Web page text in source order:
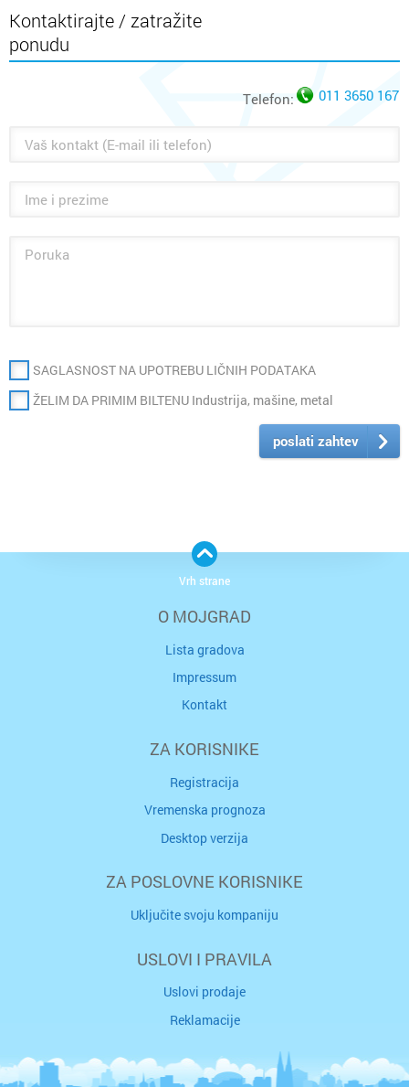
Kontaktirajte / zatražite
ponudu
Telefon: 011 3650 167
SAGLASNOST NA UPOTREBU LIČNIH PODATAKA
ŽELIM DA PRIMIM BILTENU Industrija, mašine, metal
poslati zahtev
O MOJGRAD
Lista gradova
Impressum
Kontakt
ZA KORISNIKE
Registracija
Vremenska prognoza
Desktop verzija
ZA POSLOVNE KORISNIKE
Uključite svoju kompaniju
USLOVI I PRAVILA
Uslovi prodaje
Reklamacije
Vrh strane